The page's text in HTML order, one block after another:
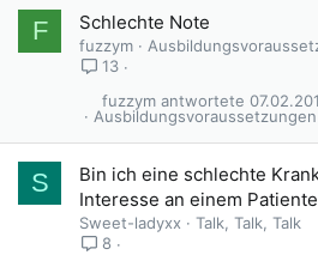
F Schlechte Note
fuzzym
13
Ausbildungsvoraussetzungen
fuzzym
S
Bin ich eine schlechte
Interesse an einem
Sweet-ladyxx
Talk, Talk, Talk
8